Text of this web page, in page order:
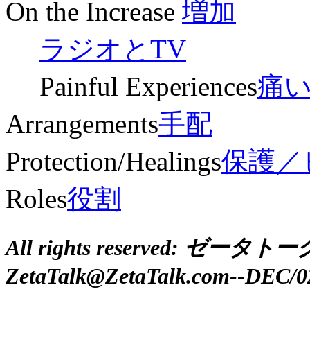
On the Increase 増加
ラジオとTV
Painful Experiences痛
Arrangements手配
Protection/Healings保護
Roles役割
All rights reserved: ゼータトー
ZetaTalk@ZetaTalk.com--DEC/